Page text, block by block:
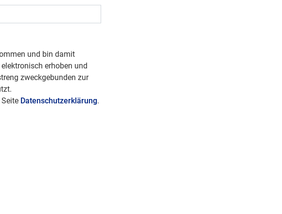
und bin damit
erhoben und
zweckgebunden zur
Datenschutzerklärung.